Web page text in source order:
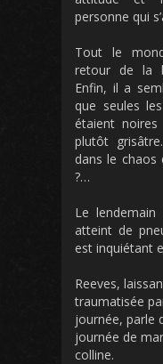
personne qui
Tout le
retour de la
Enfin, il a
que seules
étaient
plutôt
dans le chaos
?…
Le lendemain
atteint de
est inquiétant
Reeves,
traumatisée
journée, parle
journée de
colline.